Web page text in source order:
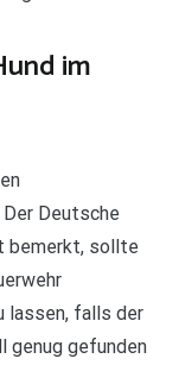
im
Deutsche
bemerkt, sollte
lassen, falls der
genug gefunden